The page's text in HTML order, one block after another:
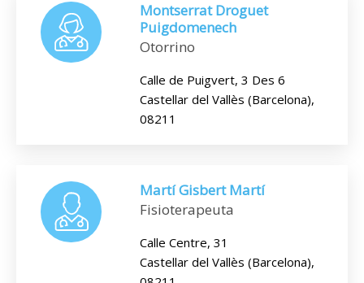
Montserrat Droguet
Puigdomenech
Otorrino
Calle de Puigvert, 3 Des 6
Castellar del Vallès (Barcelona),
08211
Martí Gisbert Martí
Fisioterapeuta
Calle Centre, 31
Castellar del Vallès (Barcelona),